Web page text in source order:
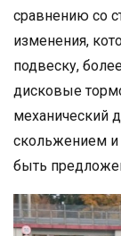
сравнению со
изменения,
подвеску,
дисковые
механический
скольжением и
быть